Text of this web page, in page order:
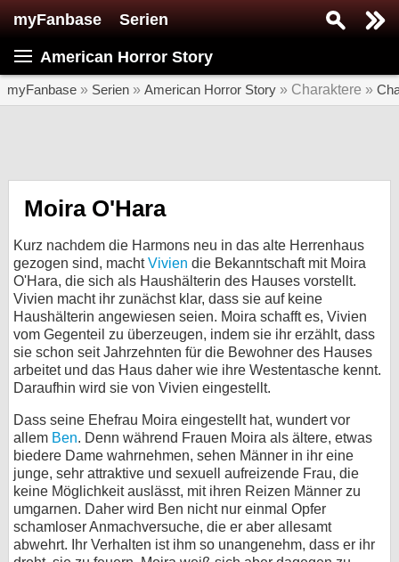
myFanbase Serien
American Horror Story
myFanbase » Serien » American Horror Story » Charaktere »
Moira O'Hara
Kurz nachdem die Harmons neu in das alte Herrenhaus
gezogen sind, machtVivien die Bekanntschaft mit Moira
O'Hara, die sich als Haushälterin des Hauses vorstellt.
Vivien macht ihr zunächst klar, dass sie auf keine
Haushälterin angewiesen seien. Moira schafft es, Vivien
vom Gegenteil zu überzeugen, indem sie ihr erzählt, dass
sie schon seit Jahrzehnten für die Bewohner des Hauses
arbeitet und das Haus daher wie ihre Westentasche kennt.
Daraufhin wird sie von Vivien eingestellt.
Dass seine Ehefrau Moira eingestellt hat, wundert vor
allem Ben. Denn während Frauen Moira als ältere, etwas
biedere Dame wahrnehmen, sehen Männer in ihr eine
junge, sehr attraktive und sexuell aufreizende Frau, die
keine Möglichkeit auslässt, mit ihren Reizen Männer zu
umgarnen. Daher wird Ben nicht nur einmal Opfer
schamloser Anmachversuche, die er aber allesamt
abwehrt. Ihr Verhalten ist ihm so unangenehm, dass er ihr
Home
SERIEN
KULTUR
Specials
SERVICE
Gewinnspiele
Forum
bei X
bei Facebook
Kontakt
Nutzungsbedingungen